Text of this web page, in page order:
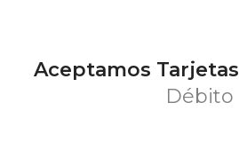
Aceptamos Tarjetas
Débito